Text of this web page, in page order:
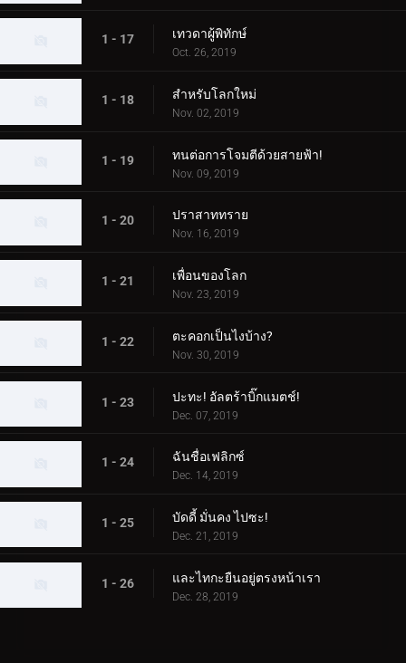
1 - 17 เทวดาผู้พิทักษ์
Oct. 26, 2019
1 - 18 สำหรับโลกใหม่
Nov. 02, 2019
1 - 19 ทนต่อการโจมตีด้วยสายฟ้า!
Nov. 09, 2019
1 - 20 ปราสาททราย
Nov. 16, 2019
1 - 21 เพื่อนของโลก
Nov. 23, 2019
1 - 22 ตะคอกเป็นไงบ้าง?
Nov. 30, 2019
1 - 23 ปะทะ! อัลตร้าบิ๊กแมตช์!
Dec. 07, 2019
1 - 24 ฉันชื่อเฟลิกซ์
Dec. 14, 2019
1 - 25 บัดดี้ มั่นคง ไปซะ!
Dec. 21, 2019
1 - 26 และไทกะยืนอยู่ตรงหน้าเรา
Dec. 28, 2019